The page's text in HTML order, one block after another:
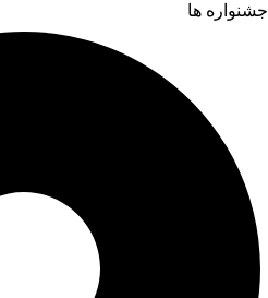
جشنواره ها